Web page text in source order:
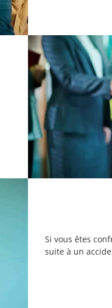
Si vous êtes
suite à un